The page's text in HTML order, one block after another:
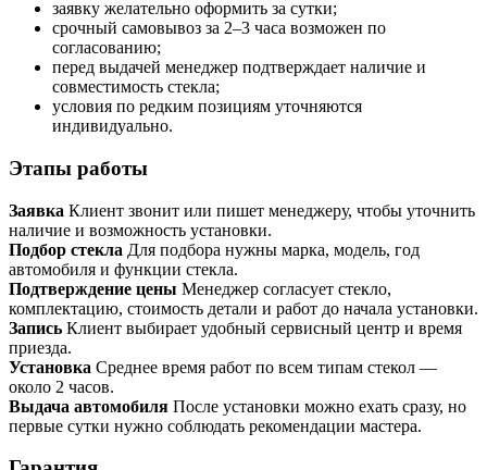
заявку желательно оформить за сутки;
срочный самовывоз за 2–3 часа возможен по
согласованию;
перед выдачей менеджер подтверждает наличие и
совместимость стекла;
условия по редким позициям уточняются
индивидуально.
Этапы работы
Заявка Клиент звонит или пишет менеджеру, чтобы уточнить
наличие и возможность установки.
Подбор стекла Для подбора нужны марка, модель, год
автомобиля и функции стекла.
Подтверждение цены Менеджер согласует стекло,
комплектацию, стоимость детали и работ до начала установки.
Запись Клиент выбирает удобный сервисный центр и время
приезда.
Установка Среднее время работ по всем типам стекол —
около 2 часов.
Выдача автомобиля После установки можно ехать сразу, но
первые сутки нужно соблюдать рекомендации мастера.